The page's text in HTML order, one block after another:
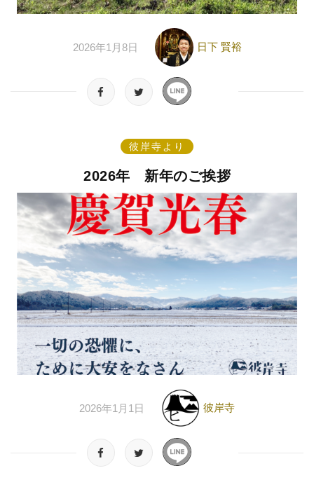
2026年1月8日 日下 賢裕
彼岸寺より
2026年 新年のご挨拶
2026年1月1日 彼岸寺